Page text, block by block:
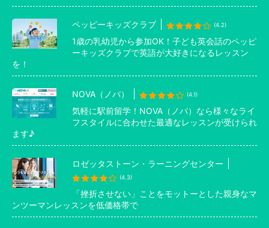
ペッピーキッズクラブ (4.2)
1歳の乳幼児から参加OK！子ども英会話のペッピ
ーキッズクラブで英語が大好きになるレッスン
を！
NOVA（ノバ） (4.1)
気軽に駅前留学！NOVA（ノバ）なら様々なライ
フスタイルに合わせた最適なレッスンが受けられ
ます♪
ロゼッタストーン・ラーニングセンター
(4.3)
「挫折させない」ことをモットーとした親身なマ
ンツーマンレッスンを低価格帯で